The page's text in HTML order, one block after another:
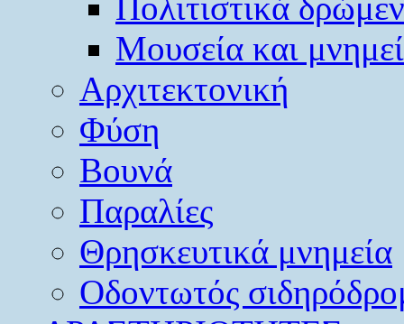
Μουσεία και
Αρχιτεκτονική
Φύση
Βουνά
Παραλίες
Θρησκευτικά μνημεία
Οδοντωτός